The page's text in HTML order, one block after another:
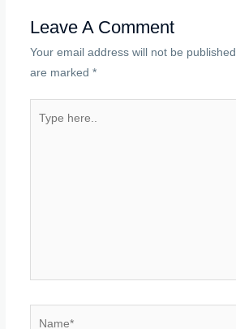
Leave A Comment
Your email address will not be published.
are marked *